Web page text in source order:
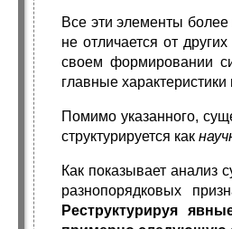
Все эти элементы
не отличается от
своем формировании
главные
Помимо указанного,
структурируется как
Как показывает анализ
разнопорядковых
Реструктурируя